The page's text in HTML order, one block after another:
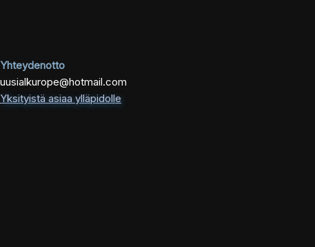
Yhteydenotto
uusialkurope@hotmail.com
Yksityistä asiaa ylläpidolle